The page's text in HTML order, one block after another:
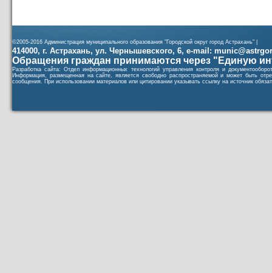
©2005-2016 Администрация муниципального образования "Городской округ город Астрахань" |
414000, г. Астрахань, ул. Чернышевского, 6, e-mail:
Обращения граждан принимаются через "Единую
Разработка сайта: Отдел информационных технологий управления контроля и
Информация, размещенная на сайте, является свободно распространяемой и может быть
сообщения. При использовании материалов или цитировании указывать ссылку на источник